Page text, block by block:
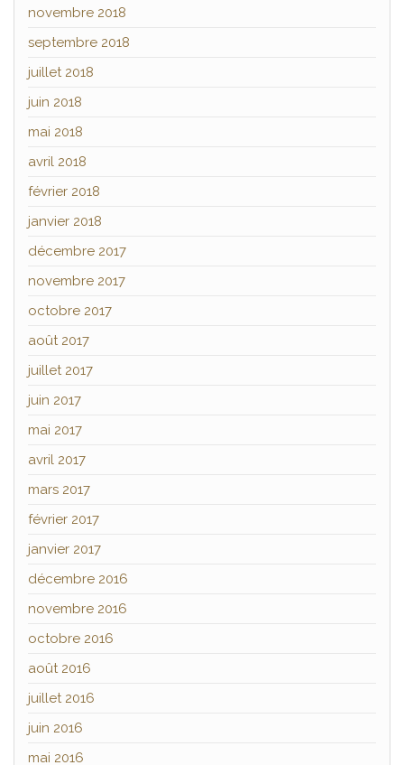
novembre 2018
septembre 2018
juillet 2018
juin 2018
mai 2018
avril 2018
février 2018
janvier 2018
décembre 2017
novembre 2017
octobre 2017
août 2017
juillet 2017
juin 2017
mai 2017
avril 2017
mars 2017
février 2017
janvier 2017
décembre 2016
novembre 2016
octobre 2016
août 2016
juillet 2016
juin 2016
mai 2016